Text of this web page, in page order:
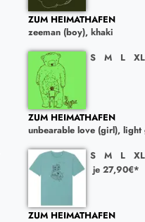
ZUM HEIMATHAFEN
zeeman (boy), khaki
S M L XL
ZUM HEIMATHAFEN
unbearable love (girl), light
S M L XL
je 27,90€*
ZUM HEIMATHAFEN